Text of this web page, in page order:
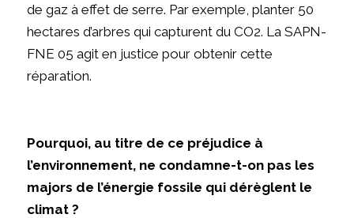
de gaz à effet de serre. Par exemple, planter 50
hectares d’arbres qui capturent du CO2. La SAPN-
FNE 05 agit en justice pour obtenir cette
réparation.
Pourquoi, au titre de ce préjudice à
l’environnement, ne condamne-t-on pas les
majors de l’énergie fossile qui dérèglent le
climat ?